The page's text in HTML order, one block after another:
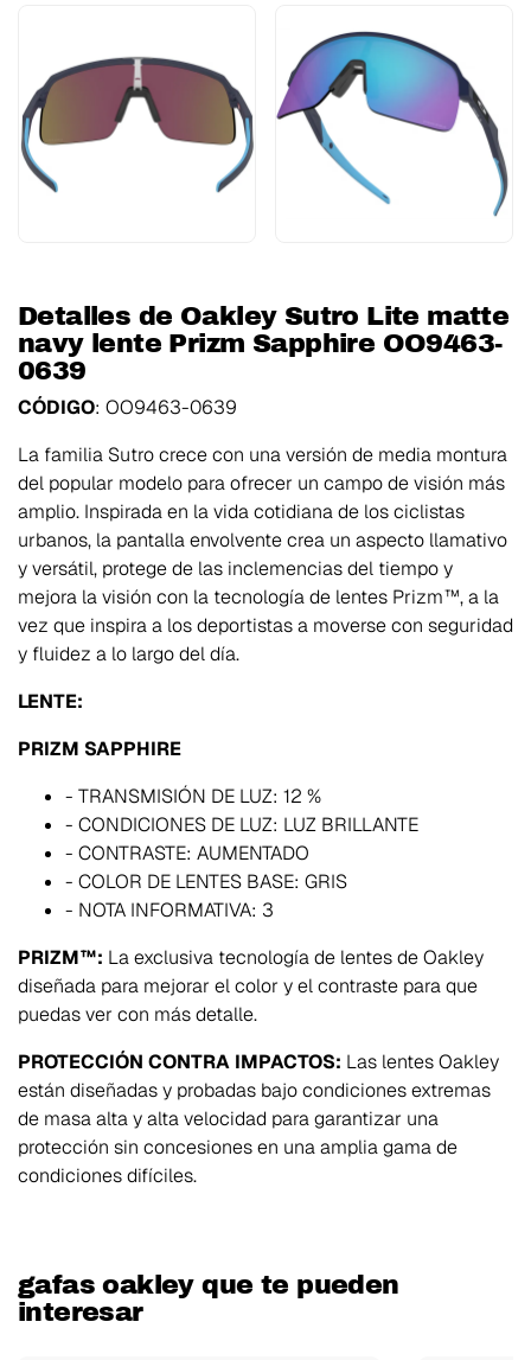
Detalles de Oakley Sutro Lite matte
navy lente Prizm Sapphire OO9463-
0639
CÓDIGO: OO9463-0639
La familia Sutro crece con una versión de media montura
del popular modelo para ofrecer un campo de visión más
amplio. Inspirada en la vida cotidiana de los ciclistas
urbanos, la pantalla envolvente crea un aspecto llamativo
y versátil, protege de las inclemencias del tiempo y
mejora la visión con la tecnología de lentes Prizm™, a la
vez que inspira a los deportistas a moverse con seguridad
y fluidez a lo largo del día.
LENTE:
PRIZM SAPPHIRE
- TRANSMISIÓN DE LUZ: 12 %
- CONDICIONES DE LUZ: LUZ BRILLANTE
- CONTRASTE: AUMENTADO
- COLOR DE LENTES BASE: GRIS
- NOTA INFORMATIVA: 3
PRIZM™: La exclusiva tecnología de lentes de Oakley
diseñada para mejorar el color y el contraste para que
puedas ver con más detalle.
PROTECCIÓN CONTRA IMPACTOS: Las lentes Oakley
están diseñadas y probadas bajo condiciones extremas
de masa alta y alta velocidad para garantizar una
protección sin concesiones en una amplia gama de
condiciones difíciles.
gafas oakley que te pueden
interesar